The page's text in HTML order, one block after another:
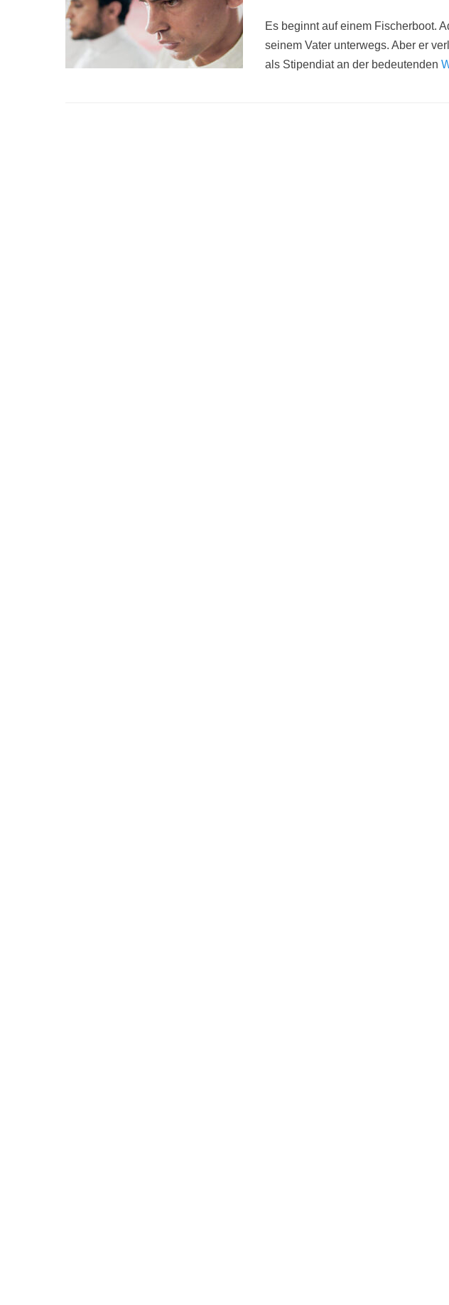
Es beginnt auf einem Fischerboot.
seinem Vater unterwegs. Aber er
als Stipendiat an der bedeutenden